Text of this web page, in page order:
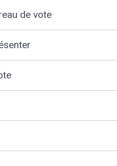
de vote